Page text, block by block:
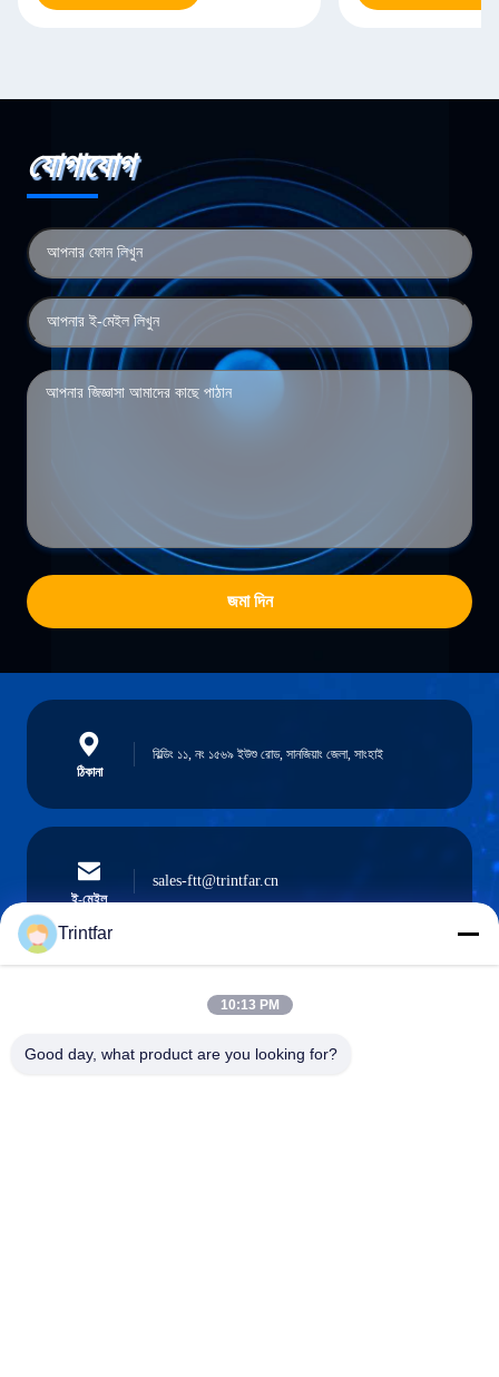
যোগাযোগ
জমা দিন
ঠিকানা
বিল্ডিং ১১, নং ১৫৬৯ ইউশু রোড, সানজিয়াং জেলা, সাংহাই
ই-মেইল
sales-ftt@trintfar.cn
0086- 15216883036
Trintfar
10:13 PM
Good day, what product are you looking for?